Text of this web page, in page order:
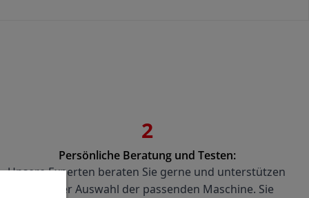
2
Persönliche Beratung und Testen:
Unsere Experten beraten Sie gerne und unterstützen
Sie bei der Auswahl der passenden Maschine. Sie